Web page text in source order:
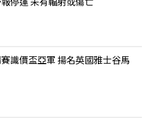
識價盃亞軍 揚名英國雅士谷馬